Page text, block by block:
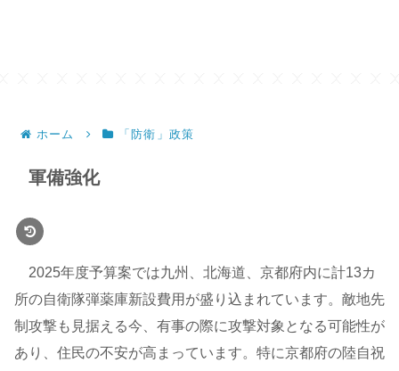
ホーム 「防衛」政策
軍備強化
2025年度予算案では九州、北海道、京都府内に計13カ
所の自衛隊弾薬庫新設費用が盛り込まれています。敵地先
制攻撃も見据える今、有事の際に攻撃対象となる可能性が
あり、住民の不安が高まっています。特に京都府の陸自祝